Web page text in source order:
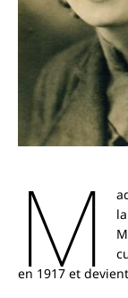
M
en 1917 et